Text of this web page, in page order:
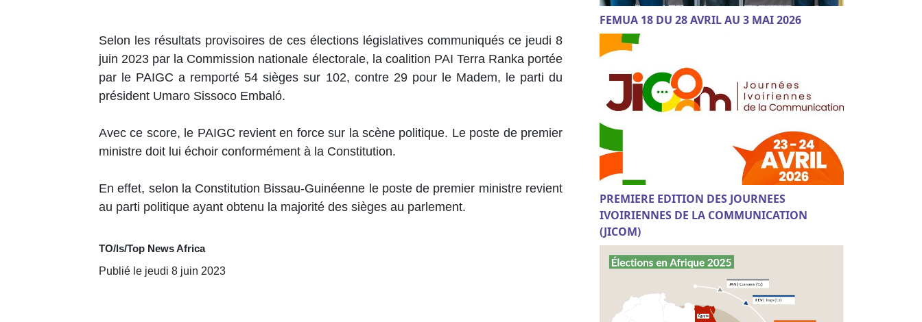
Selon les résultats provisoires de ces élections législatives communiqués ce jeudi 8
juin 2023 par la Commission nationale électorale, la coalition PAI Terra Ranka portée
par le PAIGC a remporté 54 sièges sur 102, contre 29 pour le Madem, le parti du
président Umaro Sissoco Embaló.
Avec ce score, le PAIGC revient en force sur la scène politique. Le poste de premier
ministre doit lui échoir conformément à la Constitution.
En effet, selon la Constitution Bissau-Guinéenne le poste de premier ministre revient
au parti politique ayant obtenu la majorité des sièges au parlement.
TO/ls/Top News Africa
Publié le jeudi 8 juin 2023
FEMUA 18 DU 28 AVRIL AU 3 MAI 2026
PREMIERE EDITION DES JOURNEES
IVOIRIENNES DE LA COMMUNICATION
(JICOM)